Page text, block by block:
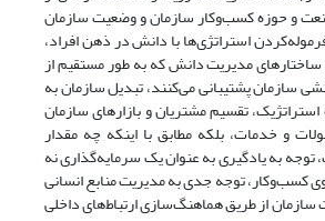
و حوزه کسب‌و‌کار سازمان و وضعیت سازمان
استراتژی‌ها با دانش در ذهن افراد،
ساختارهای مدیریت دانش که به طور مستقیم از
سازمان پشتیبانی می‌کنند، تبدیل سازمان به
تقسیم مشتریان و بازارهای سازمان
و خدمات، بلکه مطابق با اینکه چه مقدار
توجه به یادگیری به عنوان یک سرمایه‌گذاری نه
کسب‌و‌کار، توجه جدی به مدیریت منابع انسانی
از طریق هماهنگ‌سازی ارتباط‌های داخلی